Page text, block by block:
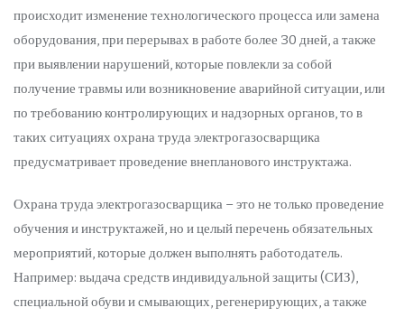
происходит изменение технологического процесса или замена
оборудования, при перерывах в работе более 30 дней, а также
при выявлении нарушений, которые повлекли за собой
получение травмы или возникновение аварийной ситуации, или
по требованию контролирующих и надзорных органов, то в
таких ситуациях охрана труда электрогазосварщика
предусматривает проведение внепланового инструктажа.
Охрана труда электрогазосварщика – это не только проведение
обучения и инструктажей, но и целый перечень обязательных
мероприятий, которые должен выполнять работодатель.
Например: выдача средств индивидуальной защиты (СИЗ),
специальной обуви и смывающих, регенерирующих, а также